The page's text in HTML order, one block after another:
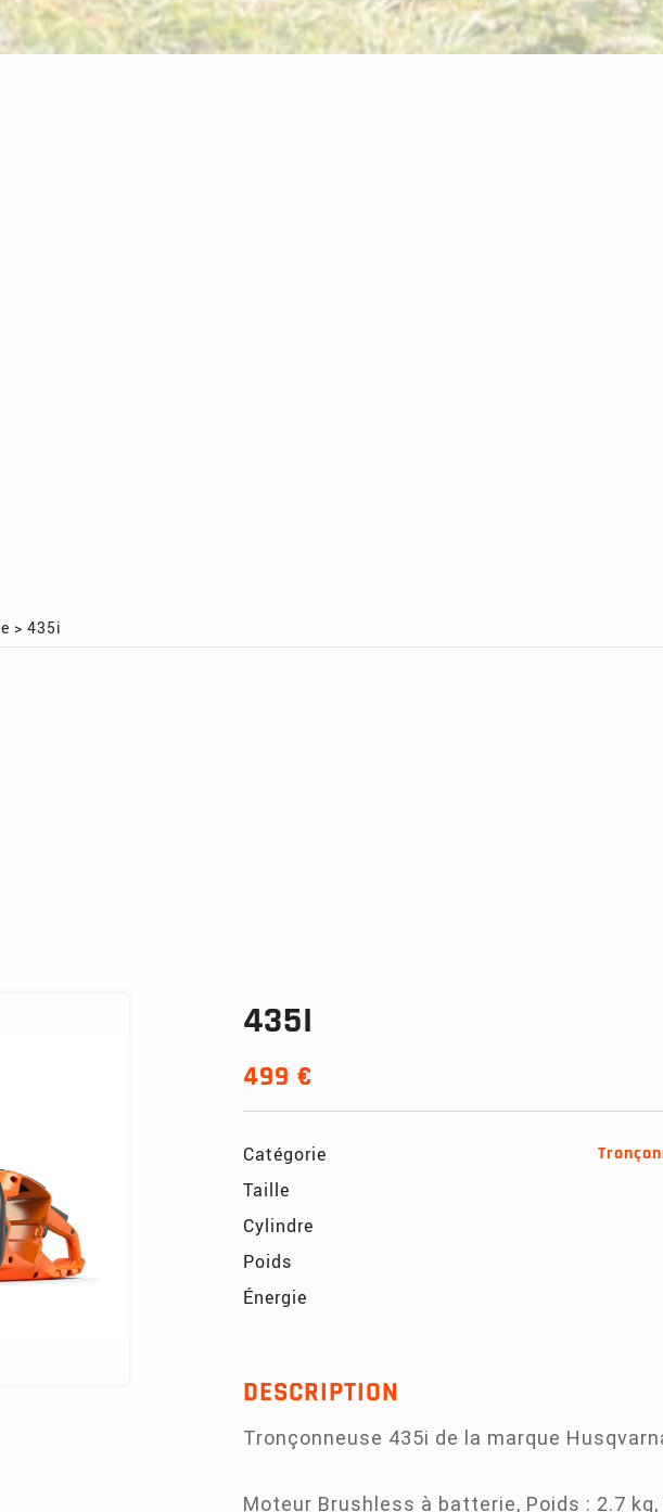
>435i
435I
499 €
Catégorie
Taille
Cylindre
Poids
Énergie
DESCRIPTION
Tronçonneuse 435i de la marque
Moteur Brushless à batterie, Poids : 2.7